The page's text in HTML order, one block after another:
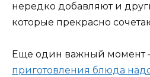
нередко добавляют и
которые прекрасно
Еще один важный момент
приготовления блюда